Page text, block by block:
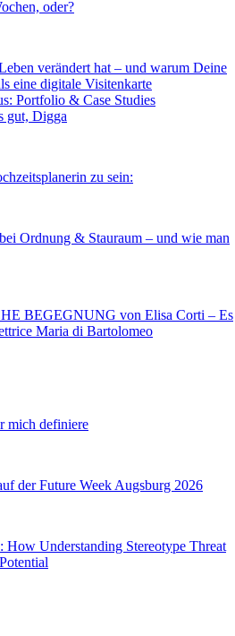
oder?
verändert hat – und warum Deine
eine digitale Visitenkarte
Portfolio & Case Studies
gut, Digga
zu sein:
Ordnung & Stauraum – und wie man
BEGEGNUNG von Elisa Corti – Es
Maria di Bartolomeo
mich definiere
der Future Week Augsburg 2026
How Understanding Stereotype Threat